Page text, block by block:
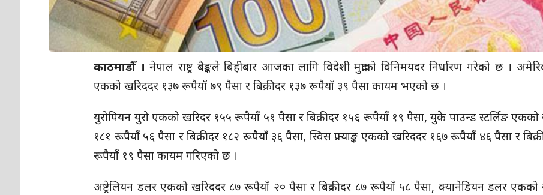
काठमाडौँ । नेपाल राष्ट्र बैङ्कले बिहीबार आजका लागि विदेशी मुद्राको विनिमयदर निर्धारण गरेको छ ।
एकको खरिददर १३७ रूपैयाँ ७९ पैसा र बिक्रीदर १३७ रूपैयाँ ३९ पैसा कायम भएको छ ।
युरोपियन युरो एकको खरिदर १५५ रूपैयाँ ५१ पैसा र बिक्रीदर १५६ रूपैयाँ १९ पैसा, युके पाउन्ड स्टर्लिङ एकको
१८१ रूपैयाँ ५६ पैसा र बिक्रीदर १८२ रूपैयाँ ३६ पैसा, स्विस फ्र्याङ्क एकको खरिददर १६७ रूपैयाँ ४६ पैसा र
रूपैयाँ १९ पैसा कायम गरिएको छ ।
अष्ट्रेलियन डलर एकको खरिददर ८७ रूपैयाँ २० पैसा र बिक्रीदर ८७ रूपैयाँ ५८ पैसा, क्यानेडियन डलर एकको